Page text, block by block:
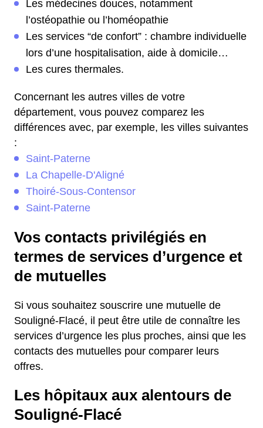
Les médecines douces, notamment
l’ostéopathie ou l’homéopathie
Les services “de confort” : chambre individuelle
lors d’une hospitalisation, aide à domicile…
Les cures thermales.
Concernant les autres villes de votre
département, vous pouvez comparez les
différences avec, par exemple, les villes suivantes
:
Saint-Paterne
La Chapelle-D'Aligné
Thoiré-Sous-Contensor
Saint-Paterne
Vos contacts privilégiés en
termes de services d’urgence et
de mutuelles
Si vous souhaitez souscrire une mutuelle de
Souligné-Flacé, il peut être utile de connaître les
services d’urgence les plus proches, ainsi que les
contacts des mutuelles pour comparer leurs
offres.
Les hôpitaux aux alentours de
Souligné-Flacé